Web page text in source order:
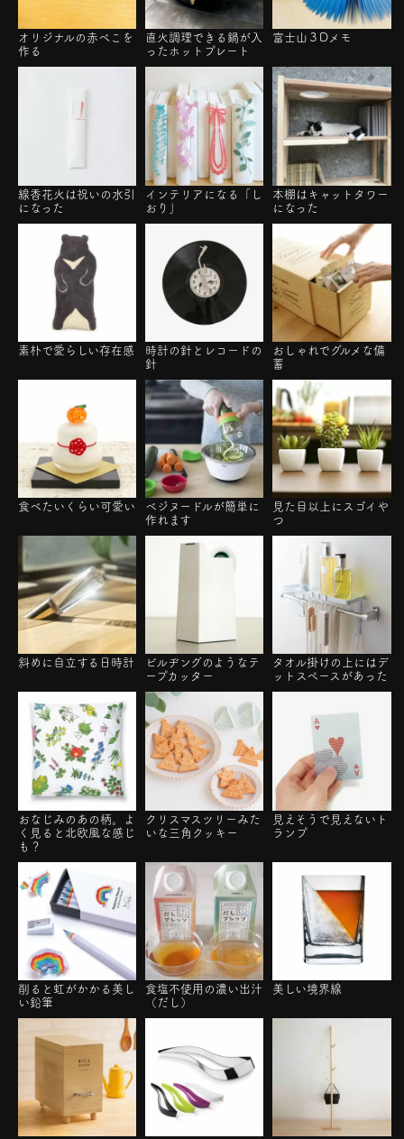
オリジナルの赤べこを
作る
直火調理できる鍋が入
ったホットプレート
富士山３Dメモ
線香花火は祝いの水引
になった
インテリアになる「し
おり」
本棚はキャットタワー
になった
素朴で愛らしい存在感
時計の針とレコードの
針
おしゃれでグルメな備
蓄
食べたいくらい可愛い
ベジヌードルが簡単に
作れます
見た目以上にスゴイや
つ
斜めに自立する日時計
ビルヂングのようなテ
ープカッター
タオル掛けの上にはデ
ットスペースがあった
おなじみのあの柄。よ
く見ると北欧風な感じ
も？
クリスマスツリーみた
いな三角クッキー
見えそうで見えないト
ランプ
削ると虹がかかる美し
い鉛筆
食塩不使用の濃い出汁
（だし）
美しい境界線